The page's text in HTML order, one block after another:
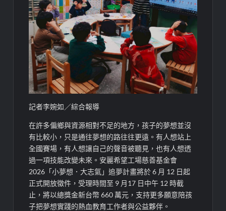
記者李婉如／綜合報導
在許多偏鄉與資源相對不足的地方，孩子的夢想並沒
有比較小，只是通往夢想的路往往更遠。有人想站上
全國賽場，有人想讓自己的聲音被聽見，也有人想透
過一項技能改變未來。安麗希望工場慈善基金會
2026 「小夢想．大志氣」追夢計畫將於6 月 12 日起
正式開放徵件，受理時間至 9 月17 日中午 12 時截
止，將以總獎金新台幣660萬元 ， 支持更多願意陪孩
子把夢想實踐的熱血教育工作者與公益夥伴。